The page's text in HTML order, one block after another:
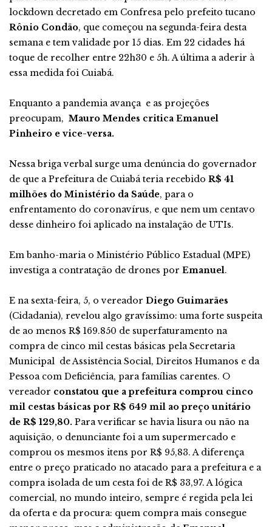
lockdown decretado em Confresa pelo prefeito tucano
Rônio Condão, que começou na segunda-feira desta
semana e tem validade por 15 dias. Em 22 cidades há
toque de recolher entre 22h30 e 5h. A última a aderir à
essa medida foi Cuiabá.
Enquanto a pandemia avança e as projeções
preocupam, Mauro Mendes critica Emanuel
Pinheiro e vice-versa.
Nessa briga verbal surge uma denúncia do governador
de que a Prefeitura de Cuiabá teria recebido R$ 41
milhões do Ministério da Saúde, para o
enfrentamento do coronavírus, e que nem um centavo
desse dinheiro foi aplicado na instalação de UTIs.
Em banho-maria o Ministério Público Estadual (MPE)
investiga a contratação de drones por Emanuel.
E na sexta-feira, 5, o vereador Diego Guimarães
(Cidadania), revelou algo gravíssimo: uma forte suspeita
de ao menos R$ 169.850 de superfaturamento na
compra de cinco mil cestas básicas pela Secretaria
Municipal de Assistência Social, Direitos Humanos e da
Pessoa com Deficiência, para famílias carentes. O
vereador constatou que a prefeitura comprou cinco
mil cestas básicas por R$ 649 mil ao preço unitário
de R$ 129,80. Para verificar se havia lisura ou não na
aquisição, o denunciante foi a um supermercado e
comprou os mesmos itens por R$ 95,83. A diferença
entre o preço praticado no atacado para a prefeitura e a
compra isolada de um cesta foi de R$ 33,97. A lógica
comercial, no mundo inteiro, sempre é regida pela lei
da oferta e da procura: quem compra mais consegue